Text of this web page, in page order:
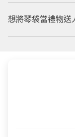
想將琴袋當禮物送